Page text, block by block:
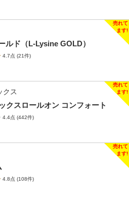
ルド（L-Lysine GOLD）
4.7点 (21件)
クス
クスロールオン コンフォート
4.4点 (442件)
4.8点 (108件)